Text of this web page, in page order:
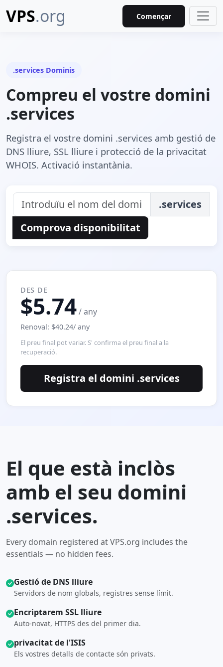
VPS.org Començar
.services Dominis
Compreu el vostre domini
.services
Registra el vostre domini .services amb gestió de
DNS lliure, SSL lliure i protecció de la privacitat
WHOIS. Activació instantània.
.services
Comprova disponibilitat
DES DE
$5.74/ any
Renoval: $40.24/ any
El preu final pot variar. S' confirma el preu final a la
recuperació.
Registra el domini .services
El que està inclòs
amb el seu domini
.services.
Every domain registered at VPS.org includes the
essentials — no hidden fees.
Gestió de DNS lliure
Servidors de nom globals, registres sense límit.
Encriptarem SSL lliure
Auto-novat, HTTPS des del primer dia.
privacitat de l'ISIS
Els vostres detalls de contacte són privats.